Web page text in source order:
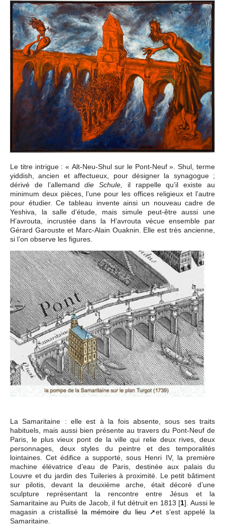
Le titre intrigue : « Alt-Neu-Shul sur le Pont-Neuf ». Shul, terme
yiddish, ancien et affectueux, pour désigner la synagogue ;
dérivé de l’allemanddie Schule,
il rappelle qu’il existe au
minimum deux pièces, l’une pour les offices religieux et l’autre
pour étudier. Ce tableau invente ainsi un nouveau cadre de
Yeshiva, la salle d’étude, mais simule peut-être aussi une
H’avrouta, incrustée dans la H’avrouta vécue ensemble par
Gérard Garouste et Marc-Alain Ouaknin. Elle est très ancienne,
si l’on observe les figures.
La Samaritaine : elle est à la fois absente, sous ses traits
habituels, mais aussi bien présente au travers du Pont-Neuf de
Paris, le plus vieux pont de la ville qui relie deux rives, deux
personnages, deux styles du peintre et des temporalités
lointaines. Cet édifice a supporté, sous Henri IV, la première
machine élévatrice d’eau de Paris, destinée aux palais du
Louvre et du jardin des Tuileries à proximité. Le petit bâtiment
sur pilotis, devant la deuxième arche, était décoré d’une
sculpture représentant la rencontre entre Jésus et la
Samaritaine au Puits de Jacob, il fut détruit en 1813 [1] . Aussi le
magasin a cristallisé la mémoire du lieu
et s’est appelé la
Samaritaine.